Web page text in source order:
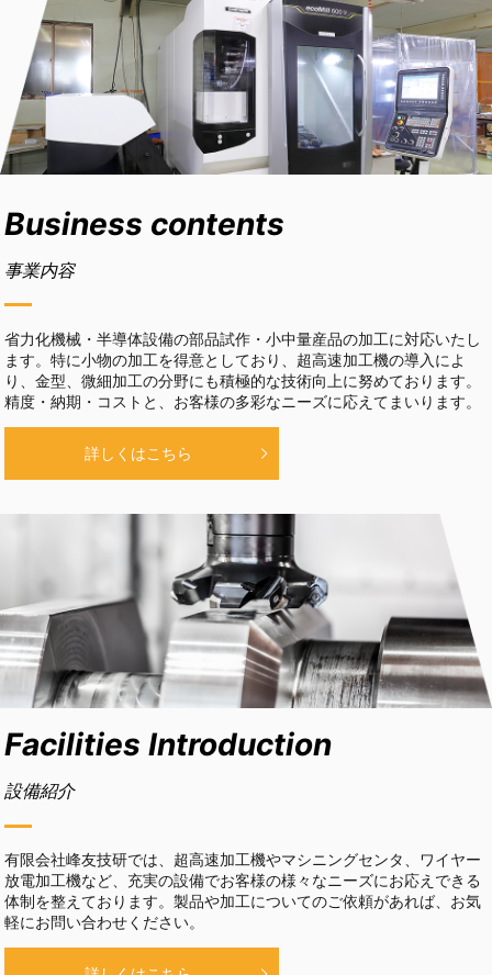
Business contents
事業内容
省力化機械・半導体設備の部品試作・小中量産品の加工に対応いたし
ます。特に小物の加工を得意としており、超高速加工機の導入によ
り、金型、微細加工の分野にも積極的な技術向上に努めております。
精度・納期・コストと、お客様の多彩なニーズに応えてまいります。
詳しくはこちら
Facilities Introduction
設備紹介
有限会社峰友技研では、超高速加工機やマシニングセンタ、ワイヤー
放電加工機など、充実の設備でお客様の様々なニーズにお応えできる
体制を整えております。製品や加工についてのご依頼があれば、お気
軽にお問い合わせください。